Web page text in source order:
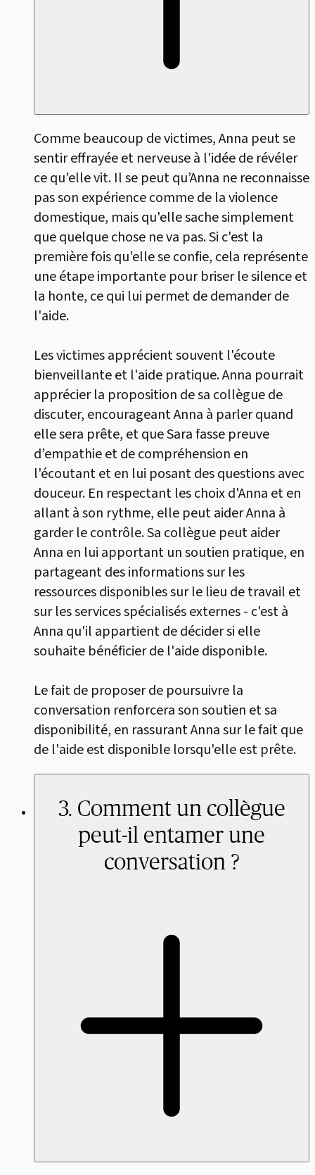
Comme beaucoup de victimes, Anna peut se
sentir effrayée et nerveuse à l'idée de révéler
ce qu'elle vit. Il se peut qu’Anna ne reconnaisse
pas son expérience comme de la violence
domestique, mais qu'elle sache simplement
que quelque chose ne va pas. Si c'est la
première fois qu'elle se confie, cela représente
une étape importante pour briser le silence et
la honte, ce qui lui permet de demander de
l'aide.
Les victimes apprécient souvent l'écoute
bienveillante et l'aide pratique. Anna pourrait
apprécier la proposition de sa collègue de
discuter, encourageant Anna à parler quand
elle sera prête, et que Sara fasse preuve
d’empathie et de compréhension en
l'écoutant et en lui posant des questions avec
douceur. En respectant les choix d'Anna et en
allant à son rythme, elle peut aider Anna à
garder le contrôle. Sa collègue peut aider
Anna en lui apportant un soutien pratique, en
partageant des informations sur les
ressources disponibles sur le lieu de travail et
sur les services spécialisés externes - c'est à
Anna qu'il appartient de décider si elle
souhaite bénéficier de l'aide disponible.
Le fait de proposer de poursuivre la
conversation renforcera son soutien et sa
disponibilité, en rassurant Anna sur le fait que
de l'aide est disponible lorsqu'elle est prête.
3. Comment un collègue
peut-il entamer une
conversation ?